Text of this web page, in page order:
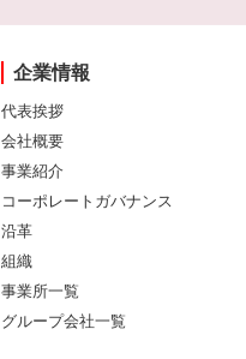
企業情報
代表挨拶
会社概要
事業紹介
コーポレートガバナンス
沿革
組織
事業所一覧
グループ会社一覧